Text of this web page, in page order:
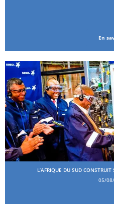
En
L’AFRIQUE DU SUD
05/